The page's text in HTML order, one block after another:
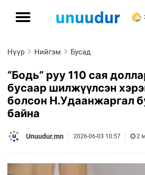
Нүүр Нийгэм Бусад
“Бодь” руу 110 сая
бусаар шилжүүлсэн
болсон Н.Удаанжаргал
байна
Unuudur.mn 2026-06-03 10:57 2